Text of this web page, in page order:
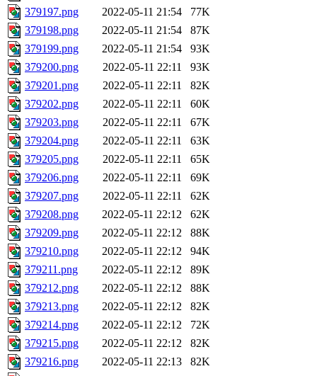
379197.png
2022-05-11 21:54
77K
379198.png
2022-05-11 21:54
87K
379199.png
2022-05-11 21:54
93K
379200.png
2022-05-11 22:11
93K
379201.png
2022-05-11 22:11
82K
379202.png
2022-05-11 22:11
60K
379203.png
2022-05-11 22:11
67K
379204.png
2022-05-11 22:11
63K
379205.png
2022-05-11 22:11
65K
379206.png
2022-05-11 22:11
69K
379207.png
2022-05-11 22:11
62K
379208.png
2022-05-11 22:12
62K
379209.png
2022-05-11 22:12
88K
379210.png
2022-05-11 22:12
94K
379211.png
2022-05-11 22:12
89K
379212.png
2022-05-11 22:12
88K
379213.png
2022-05-11 22:12
82K
379214.png
2022-05-11 22:12
72K
379215.png
2022-05-11 22:12
82K
379216.png
2022-05-11 22:13
82K